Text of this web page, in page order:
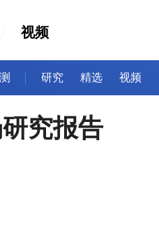
视频
研究 精选 视频
究报告